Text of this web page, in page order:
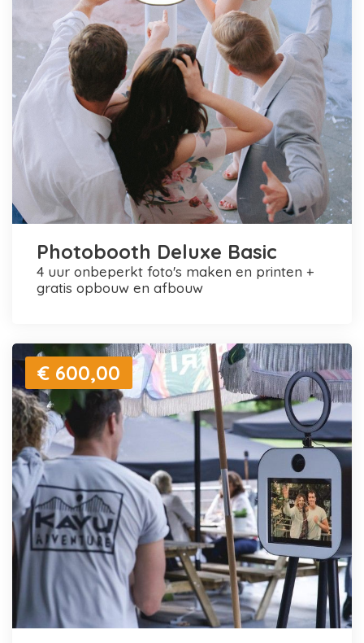
Photobooth Deluxe Basic
4 uur onbeperkt foto's maken en printen +
gratis opbouw en afbouw
€ 600,00